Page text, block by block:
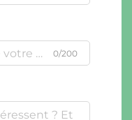
0/200